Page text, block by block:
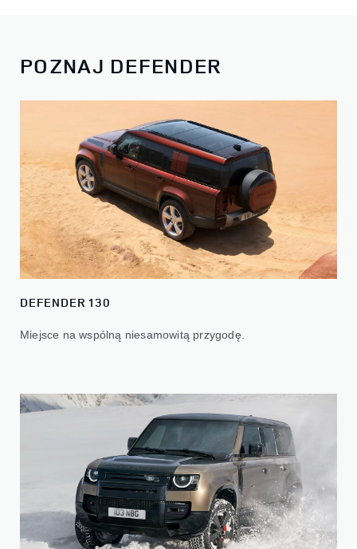
POZNAJ DEFENDER
DEFENDER 130
Miejsce na wspólną niesamowitą przygodę.